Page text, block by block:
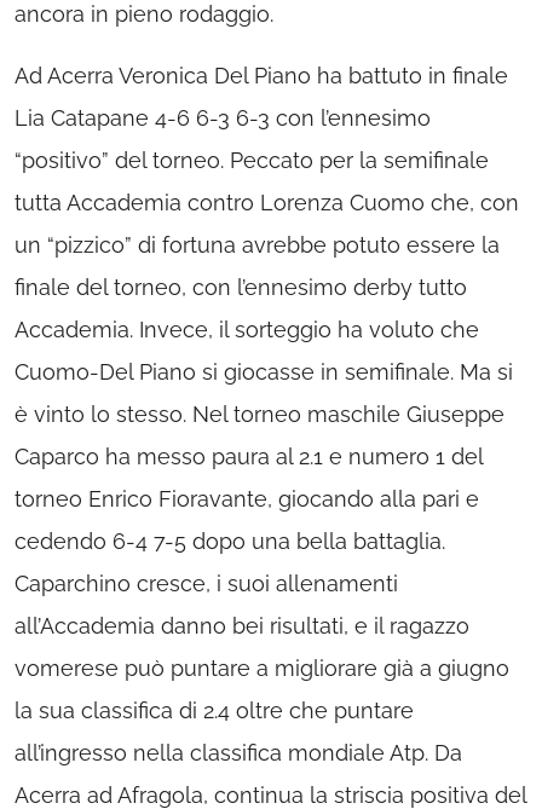
ancora in pieno rodaggio.
Ad Acerra Veronica Del Piano ha battuto in finale
Lia Catapane 4-6 6-3 6-3 con l’ennesimo
“positivo” del torneo. Peccato per la semifinale
tutta Accademia contro Lorenza Cuomo che, con
un “pizzico” di fortuna avrebbe potuto essere la
finale del torneo, con l’ennesimo derby tutto
Accademia. Invece, il sorteggio ha voluto che
Cuomo-Del Piano si giocasse in semifinale. Ma si
è vinto lo stesso. Nel torneo maschile Giuseppe
Caparco ha messo paura al 2.1 e numero 1 del
torneo Enrico Fioravante, giocando alla pari e
cedendo 6-4 7-5 dopo una bella battaglia.
Caparchino cresce, i suoi allenamenti
all’Accademia danno bei risultati, e il ragazzo
vomerese può puntare a migliorare già a giugno
la sua classifica di 2.4 oltre che puntare
all’ingresso nella classifica mondiale Atp. Da
Acerra ad Afragola, continua la striscia positiva del